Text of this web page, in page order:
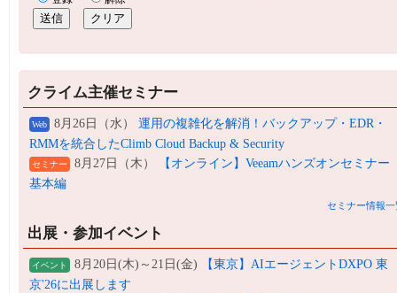
クライム主催セミナー
Web 8月26日（水） 運用の複雑化を解消！バックアップ・EDR・
RMMを統合したClimb Cloud Backup & Security
セミナー 8月27日（木）
【オンライン】Veeamハンズオンセミナー
基本編
セミナー情報一
出展・参加イベント
イベント 8月20日(木)～21日(金)
【東京】AIエージェントDXPO 東
京'26に出展します